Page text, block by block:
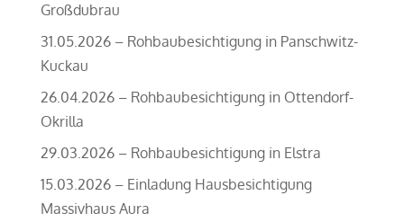
Großdubrau
31.05.2026 – Rohbaubesichtigung in Panschwitz-
Kuckau
26.04.2026 – Rohbaubesichtigung in Ottendorf-
Okrilla
29.03.2026 – Rohbaubesichtigung in Elstra
15.03.2026 – Einladung Hausbesichtigung
Massivhaus Aura